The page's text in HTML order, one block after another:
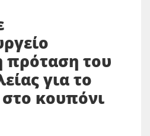
πρόταση του
για το
κουπόνι